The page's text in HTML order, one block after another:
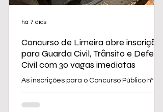
Concurso de Limeira abre inscrições
para Guarda Civil, Trânsito e Defesa
Civil com 30 vagas imediatas
As inscrições para o Concurso Público nº
02/2026 da Prefeitura de Limeira
começam nesta sexta-feira (31) e seguem
há 7 dias